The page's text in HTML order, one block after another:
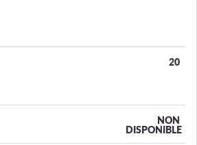
20
NON
DISPONIBLE